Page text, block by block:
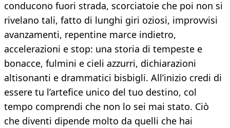
conducono fuori strada, scorciatoie che poi non si
rivelano tali, fatto di lunghi giri oziosi, improvvisi
avanzamenti, repentine marce indietro,
accelerazioni e stop: una storia di tempeste e
bonacce, fulmini e cieli azzurri, dichiarazioni
altisonanti e drammatici bisbigli. All’inizio credi di
essere tu l’artefice unico del tuo destino, col
tempo comprendi che non lo sei mai stato. Ciò
che diventi dipende molto da quelli che hai